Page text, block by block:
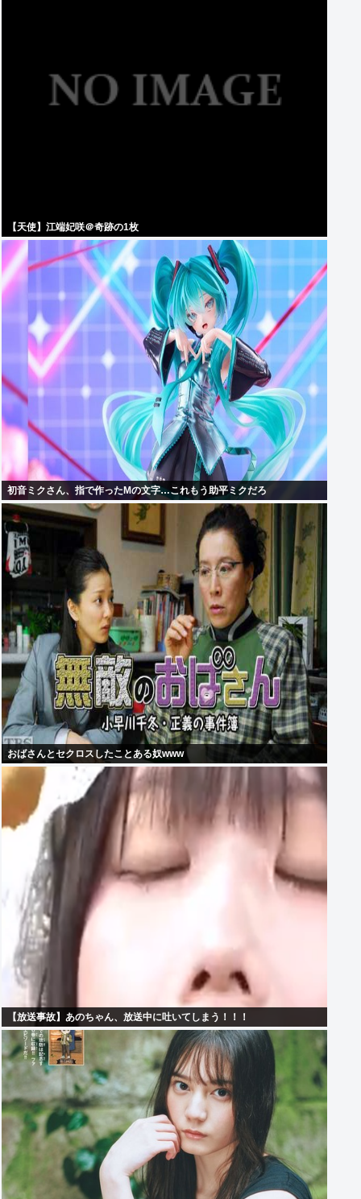
【天使】江端妃咲＠奇跡の1枚
初音ミクさん、指で作ったMの文字…これもう助平ミクだろ
おばさんとセクロスしたことある奴www
【放送事故】あのちゃん、放送中に吐いてしまう！！！